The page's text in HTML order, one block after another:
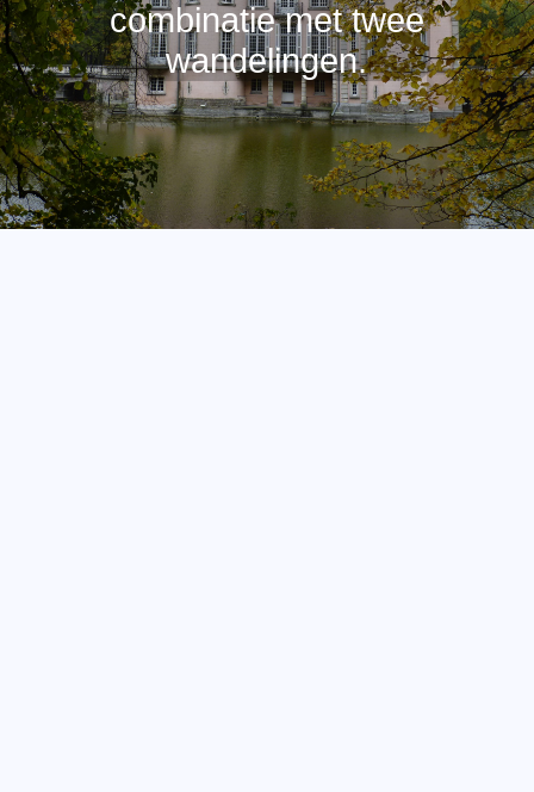
combinatie met twee
wandelingen.